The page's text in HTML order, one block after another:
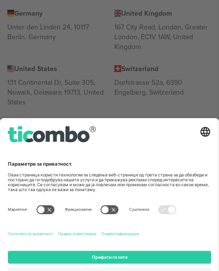
Germany
Unter den Linden 24, 10117
Berlin, Germany
United Kingdom
167 City Road, London, Greater
London, EC1V 1AW, United
Kingdom
United States
131 Continental Dr, Suite 305,
Newark, Delaware 19713, United
States
Switzerland
Dorfstrasse 52a, 6390
Engelberg, Switzerland
Bulgaria
Regus Sofia City West, bul
UAE Dubai Silicon Oasis, DDP
Mexico
Av Chapultepec 360, Roma
Norte, Cuauhtémoc, 06700
Ciudad de México, CDMX,
разликува во зависност од локацијата, настанот и/или доменот.
За детали, проверете ја конкретната страница на настанот.,